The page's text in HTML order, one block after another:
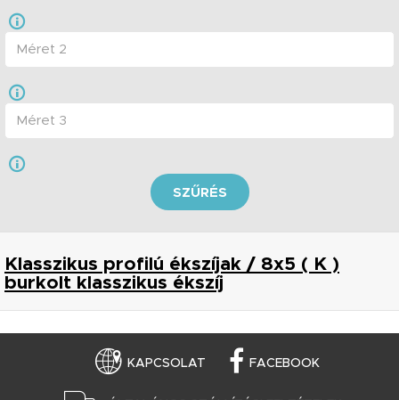
SZŰRÉS
Klasszikus profilú ékszíjak / 8x5 ( K )
burkolt klasszikus ékszíj
KAPCSOLAT FACEBOOK